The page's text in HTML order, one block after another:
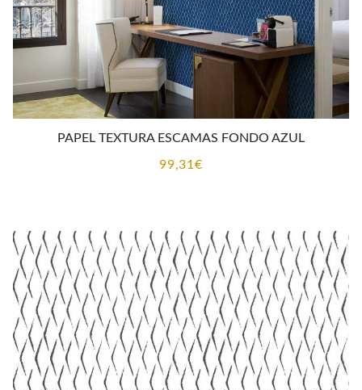
PAPEL TEXTURA ESCAMAS FONDO AZUL
99,31€